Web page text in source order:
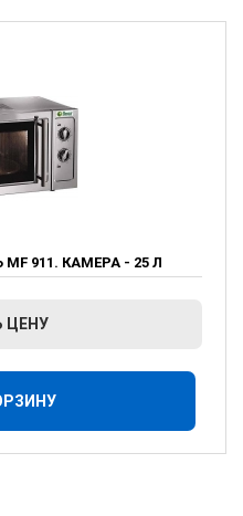
911. КАМЕРА - 25 Л
ЦЕНУ